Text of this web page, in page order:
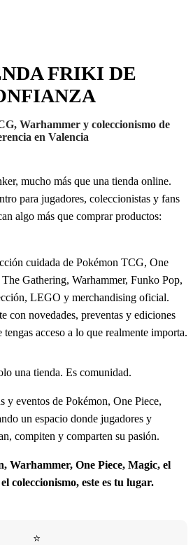
FRIKI DE
Warhammer y coleccionismo de
en Valencia
mucho más que una tienda online.
para jugadores, coleccionistas y fans
algo más que comprar productos:
cuidada de Pokémon TCG, One
Gathering, Warhammer, Funko Pop,
LEGO y merchandising oficial.
con novedades, preventas y ediciones
acceso a lo que realmente importa.
una tienda. Es comunidad.
y eventos de Pokémon, One Piece,
un espacio donde jugadores y
compiten y comparten su pasión.
Warhammer, One Piece, Magic, el
coleccionismo, este es tu lugar.
⭐